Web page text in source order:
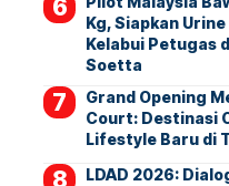
Kg, Siapkan
Kelabui Petugas
Soetta
Grand Opening
Court: Destinasi
Lifestyle Baru di
LDAD 2026: